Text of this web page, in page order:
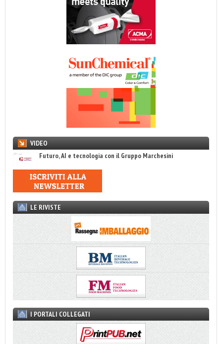
VIDEO
Futuro, AI e tecnologia con il Gruppo Marchesini
LE RIVISTE
I PORTALI COLLEGATI